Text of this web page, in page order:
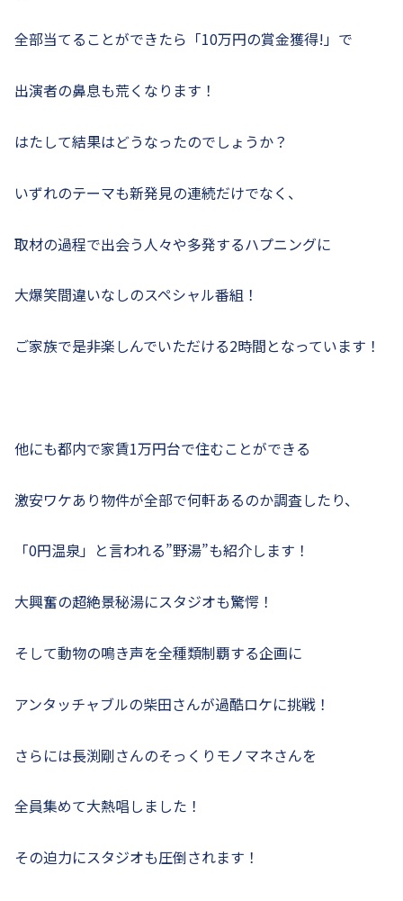
全部当てることができたら「10万円の賞金獲得!」で
出演者の鼻息も荒くなります！
はたして結果はどうなったのでしょうか？
いずれのテーマも新発見の連続だけでなく、
取材の過程で出会う人々や多発するハプニングに
大爆笑間違いなしのスペシャル番組！
ご家族で是非楽しんでいただける2時間となっています！
他にも都内で家賃1万円台で住むことができる
激安ワケあり物件が全部で何軒あるのか調査したり、
「0円温泉」と言われる”野湯”も紹介します！
大興奮の超絶景秘湯にスタジオも驚愕！
そして動物の鳴き声を全種類制覇する企画に
アンタッチャブルの柴田さんが過酷ロケに挑戦！
さらには長渕剛さんのそっくりモノマネさんを
全員集めて大熱唱しました！
その迫力にスタジオも圧倒されます！